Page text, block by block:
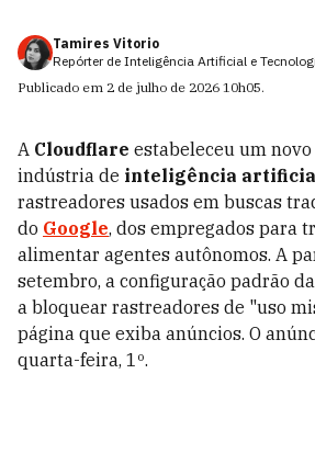
Tamires Vitorio
Repórter de Inteligência Artificial e
Publicado em 2 de julho de 2026 10h05.
A Cloudflare estabeleceu um
indústria de inteligência
rastreadores usados em buscas
do Google, dos empregados para
alimentar agentes autônomos. A
setembro, a configuração padrão
a bloquear rastreadores de "uso
página que exiba anúncios. O
quarta-feira, 1º.